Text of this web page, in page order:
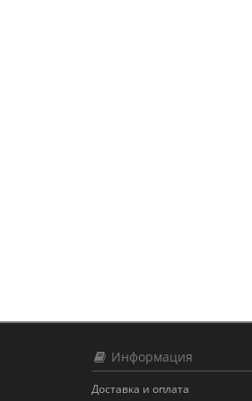
Информация
Доставка и оплата